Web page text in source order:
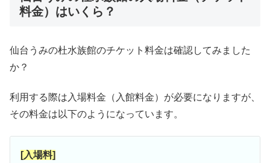
料金）はいくら？
仙台うみの杜水族館のチケット料金は確認してみました
か？
利用する際は入場料金（入館料金）が必要になりますが、
その料金は以下のようになっています。
[入場料]